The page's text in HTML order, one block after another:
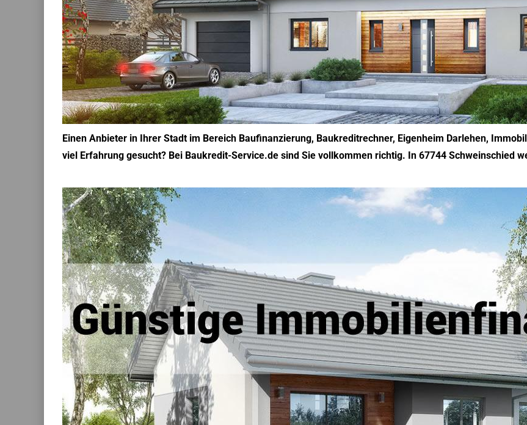
Einen Anbieter in Ihrer Stadt im Bereich Baufinanzierung, Baukreditrechner, Eigenheim Darlehen,
viel Erfahrung gesucht? Bei Baukredit-Service.de sind Sie vollkommen richtig. In 67744 Schweinschied